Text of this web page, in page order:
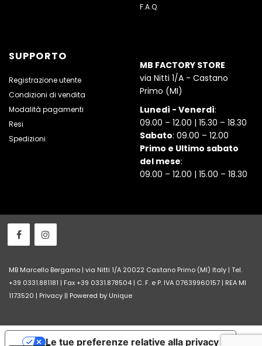
F.A.Q.
SUPPORTO
Registrazione utente
Condizioni di vendita
Modalità pagamenti
Resi
Spedizioni
MB FACTORY STORE
via Nitti 1/A - Castano
Primo (MI)
Lunedì - Venerdì:
09.00 – 12.00 | 15.30 – 18.30
Sabato: 09.00 – 12.00
Primo e Ultimo sabato
del mese:
09.00 – 12.00 | 15.00 – 18.30
MB Marcello Bergamo | via Nitti 1/A 20022 Castano Primo (MI) Italy | Tel.
+39 0331.881181 | Fax +39 0331.878504 | C. F. e P. IVA 07639960157 | REA MI
1173520 | Privacy || Powered by Unique
Le tue preferenze relative alla privacy